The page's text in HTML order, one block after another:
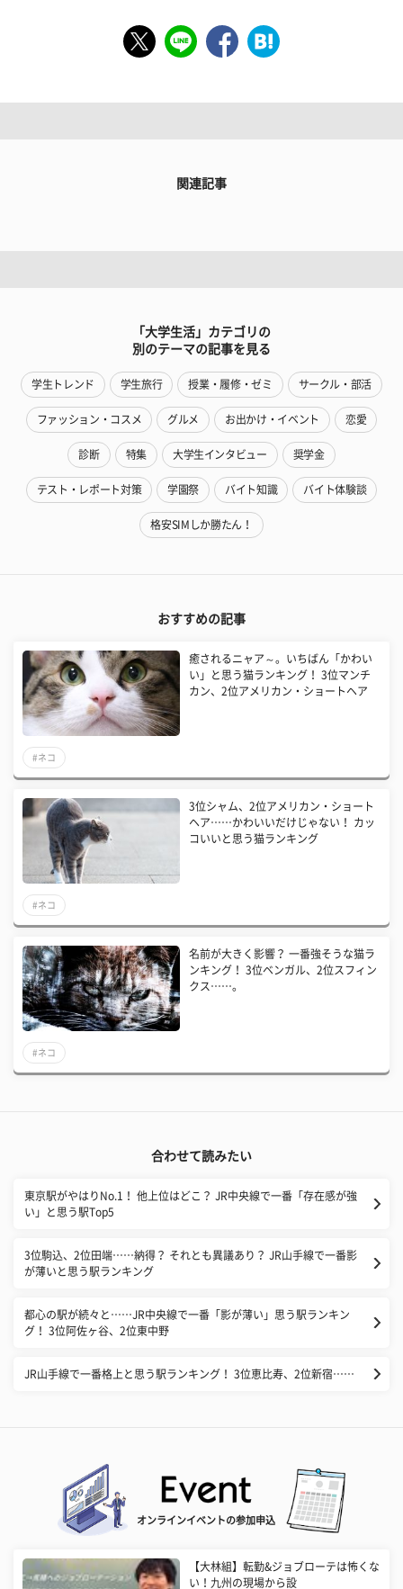
関連記事
「大学生活」カテゴリの
別のテーマの記事を見る
学生トレンド 学生旅行 授業・履修・ゼミ サークル・部活
ファッション・コスメ グルメ お出かけ・イベント 恋愛
診断 特集 大学生インタビュー 奨学金
テスト・レポート対策 学園祭 バイト知識 バイト体験談
格安SIMしか勝たん！
おすすめの記事
癒されるニャア～。いちばん「かわい
い」と思う猫ランキング！ 3位マンチ
カン、2位アメリカン・ショートヘア
#ネコ
3位シャム、2位アメリカン・ショート
ヘア……かわいいだけじゃない！ カッ
コいいと思う猫ランキング
#ネコ
名前が大きく影響？ 一番強そうな猫ラ
ンキング！ 3位ベンガル、2位スフィン
クス……。
#ネコ
合わせて読みたい
東京駅がやはりNo.1！ 他上位はどこ？ JR中央線で一番「存在感が強
い」と思う駅Top5
3位駒込、2位田端……納得？ それとも異議あり？ JR山手線で一番影
が薄いと思う駅ランキング
都心の駅が続々と……JR中央線で一番「影が薄い」思う駅ランキン
グ！ 3位阿佐ヶ谷、2位東中野
JR山手線で一番格上と思う駅ランキング！ 3位恵比寿、2位新宿……
オンラインイベントの参加申込
【大林組】転勤&ジョブローテは怖くな
い！九州の現場から設